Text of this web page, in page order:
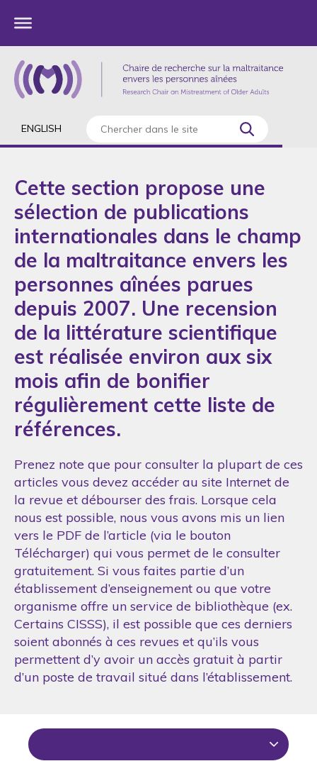
ENGLISH
Cette section propose une
sélection de publications
internationales dans le champ
de la maltraitance envers les
personnes aînées parues
depuis 2007. Une recension
de la littérature scientifique
est réalisée environ aux six
mois afin de bonifier
régulièrement cette liste de
références.
Prenez note que pour consulter la plupart de ces
articles vous devez accéder au site Internet de
la revue et débourser des frais. Lorsque cela
nous est possible, nous vous avons mis un lien
vers le PDF de l’article (via le bouton
Télécharger) qui vous permet de le consulter
gratuitement. Si vous faites partie d’un
établissement d’enseignement ou que votre
organisme offre un service de bibliothèque (ex.
Certains CISSS), il est possible que ces derniers
soient abonnés à ces revues et qu’ils vous
permettent d’y avoir un accès gratuit à partir
d’un poste de travail situé dans l’établissement.